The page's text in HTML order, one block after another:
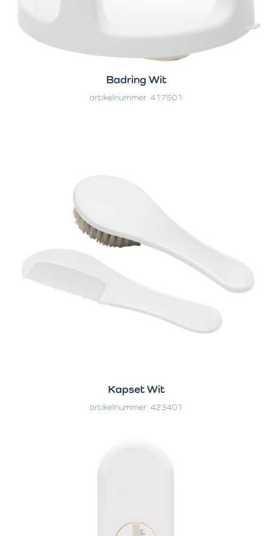
Badring Wit
artikelnummer: 417501
Kapset Wit
artikelnummer: 423401